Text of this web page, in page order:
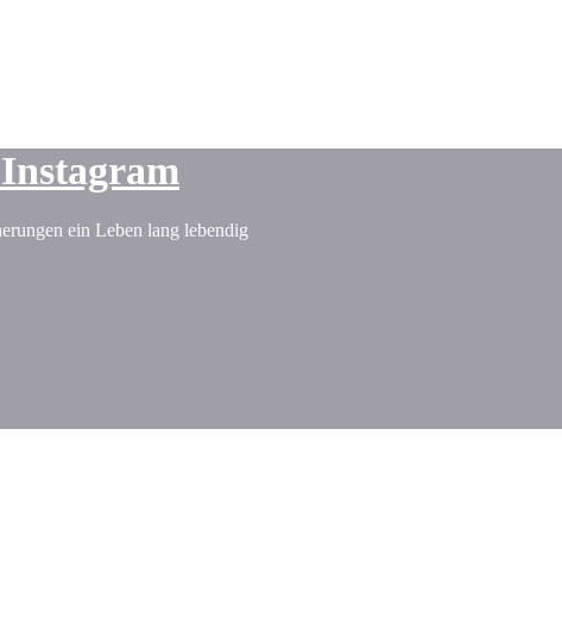
ein Leben lang lebendig